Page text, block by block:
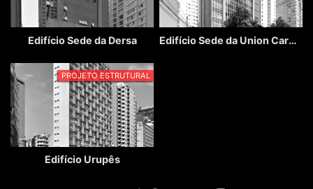
Edifício Sede da Dersa Edifício Sede da Union Carbide do Brasil
PROJETO ESTRUTURAL
Edifício Urupês